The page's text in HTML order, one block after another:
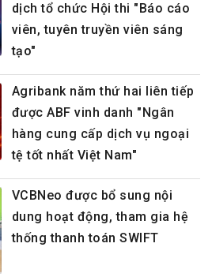
dịch tổ chức Hội thi "Báo cáo
viên, tuyên truyền viên sáng
tạo"
Agribank năm thứ hai liên tiếp
được ABF vinh danh "Ngân
hàng cung cấp dịch vụ ngoại
tệ tốt nhất Việt Nam"
VCBNeo được bổ sung nội
dung hoạt động, tham gia hệ
thống thanh toán SWIFT